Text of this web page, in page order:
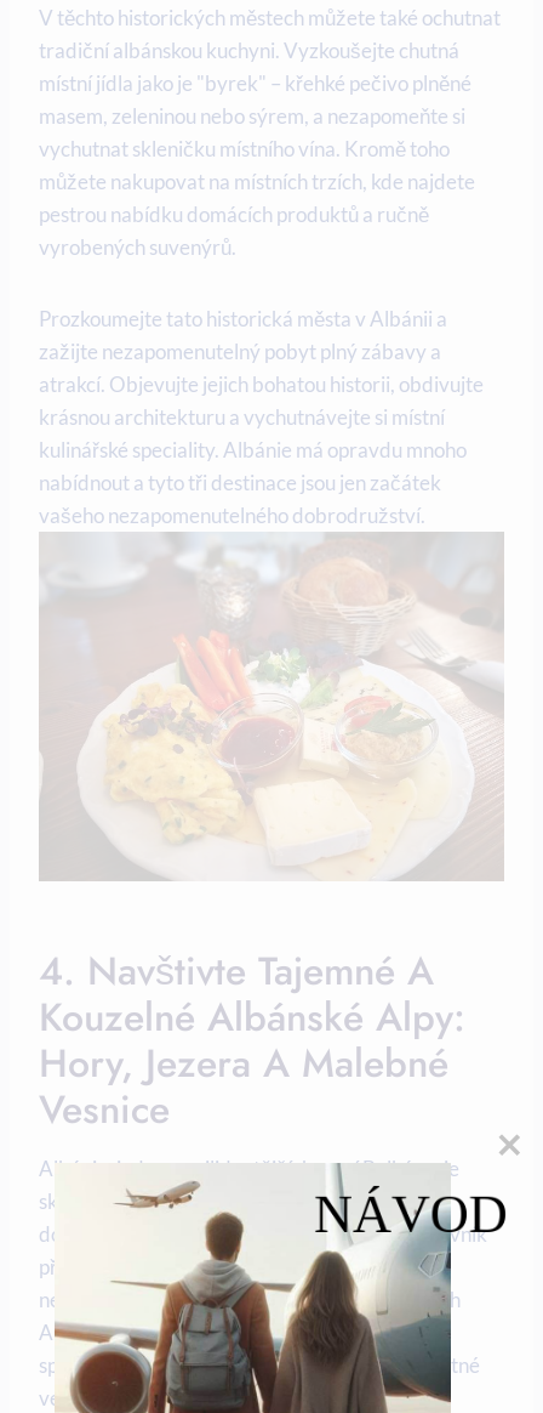
V těchto historických‌ městech můžete také ochutnat
tradiční albánskou kuchyni. Vyzkoušejte chutná
místní‌ jídla ‍jako je "byrek" – křehké pečivo plněné
masem, zeleninou nebo sýrem, a nezapomeňte si
vychutnat skleničku místního vína. Kromě toho
můžete nakupovat na místních trzích, kde ​najdete
pestrou nabídku domácích‌ produktů a ručně
vyrobených suvenýrů.
Prozkoumejte⁢ tato historická​ města v Albánii a
zažijte nezapomenutelný‌ pobyt plný zábavy ⁤a
atrakcí.⁣ Objevujte jejich bohatou historii,⁣ obdivujte
krásnou ⁤architekturu a vychutnávejte si místní
kulinářské speciality. Albánie má opravdu mnoho
nabídnout a tyto tři‍ destinace jsou jen začátek
vašeho nezapomenutelného dobrodružství.
4. Navštivte Tajemné A
Kouzelné Albánské Alpy:
Hory, Jezera A Malebné
‌vesnice
Albánie,⁤ jedna z nejlidnatějších zemí Balkánu, je
skrytým pokladem pro každého, kdo hledá
dobrodružství a⁤ přírodní krásy.⁤ Pokud⁢ jste milovník
přírody a adrenalinových sportů, pak rozhodně
nevynechejte návštěvu tajemných a kouzelných
Albánských‌ Alp. Tyto majestátní hory nabízejí
spektakulární⁣ výhledy, malebná jezera a⁣ úchvatné
vesnice ⁣plné historie.
NÁVOD